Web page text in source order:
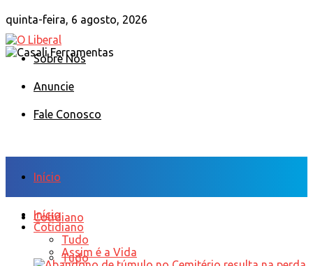
quinta-feira, 6 agosto, 2026
Sobre Nós
Anuncie
Fale Conosco
Início
Cotidiano
Tudo
Início
Cotidiano
Tudo
Assim é a Vida